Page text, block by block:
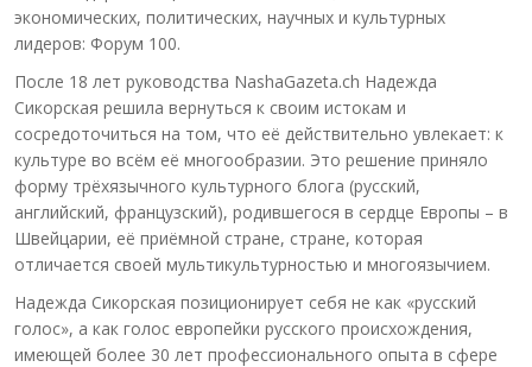
экономических, политических, научных и культурных
лидеров: Форум 100.
После 18 лет руководства NashaGazeta.ch Надежда
Сикорская решила вернуться к своим истокам и
сосредоточиться на том, что её действительно увлекает: к
культуре во всём её многообразии. Это решение приняло
форму трёхязычного культурного блога (русский,
английский, французский), родившегося в сердце Европы – в
Швейцарии, её приёмной стране, стране, которая
отличается своей мультикультурностью и многоязычием.
Надежда Сикорская позиционирует себя не как «русский
голос», а как голос европейки русского происхождения,
имеющей более 30 лет профессионального опыта в сфере